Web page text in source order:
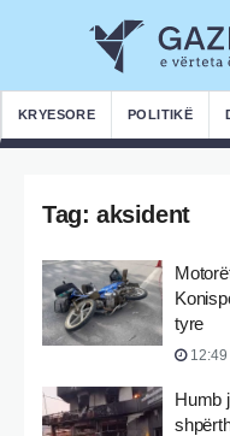
KRYESORE POLITIKË
Tag: aksident
tyre
12:49
Humb